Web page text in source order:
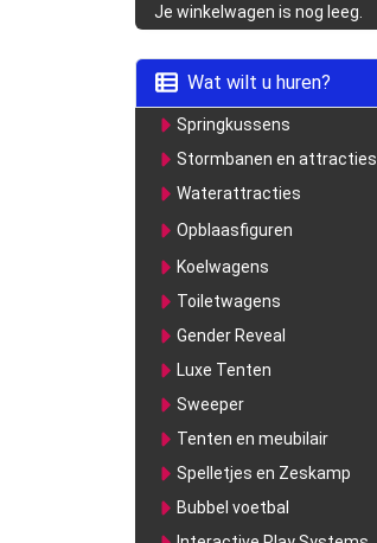
Je winkelwagen is nog leeg.
Wat wilt u huren?
Springkussens
Stormbanen en attracties
Waterattracties
Opblaasfiguren
Koelwagens
Toiletwagens
Gender Reveal
Luxe Tenten
Sweeper
Tenten en meubilair
Spelletjes en Zeskamp
Bubbel voetbal